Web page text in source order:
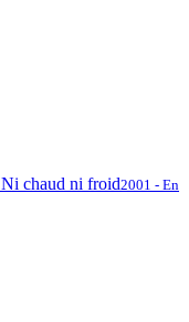
Ni chaud ni froid2001 - En